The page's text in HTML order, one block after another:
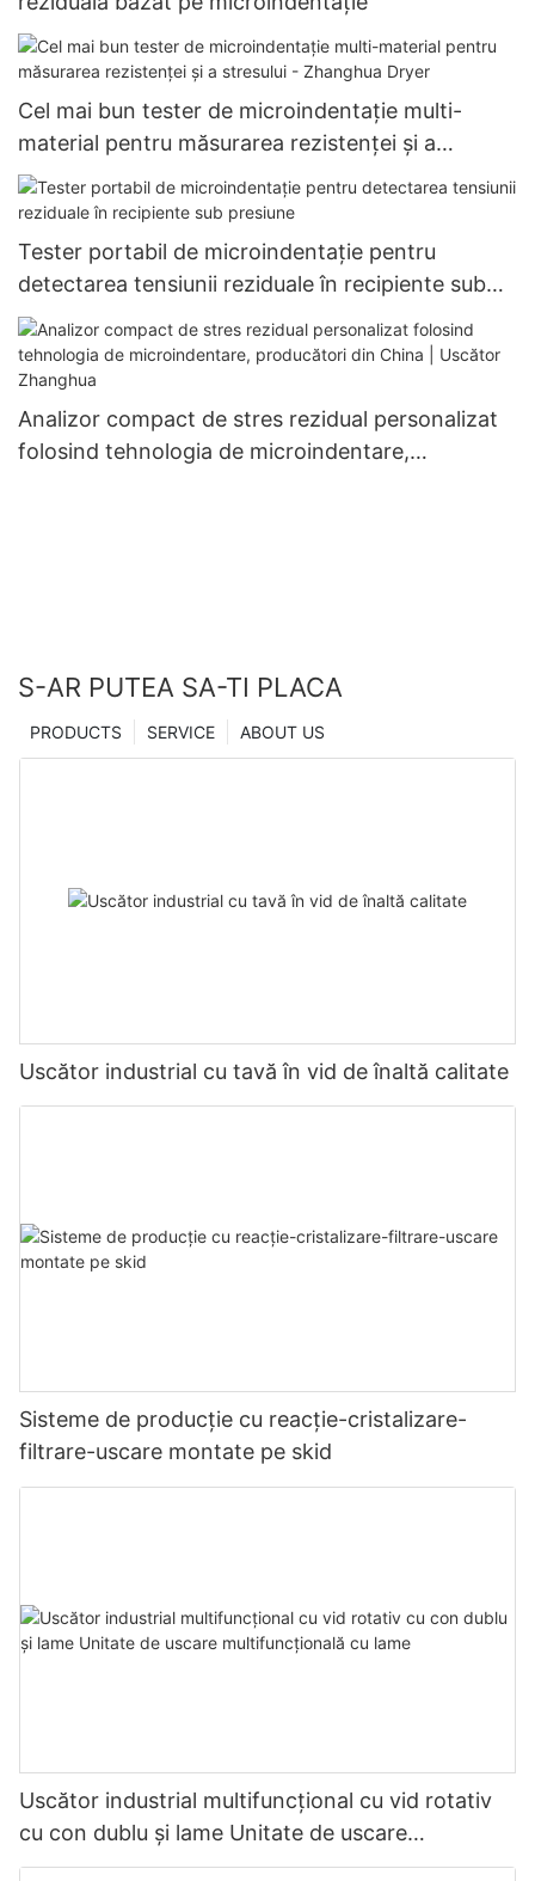
Cel mai bun tester de microindentație multi-
material pentru măsurarea rezistenței și a
stresului - Zhanghua Dryer
Tester portabil de microindentație pentru
detectarea tensiunii reziduale în recipiente sub
presiune
Analizor compact de stres rezidual personalizat
folosind tehnologia de microindentare,
S-AR PUTEA SA-TI PLACA
ABOUT US
SERVICE
PRODUCTS
Uscător industrial cu tavă în vid de înaltă calitate
Sisteme de producție cu reacție-cristalizare-
filtrare-uscare montate pe skid
Uscător industrial multifuncțional cu vid rotativ
cu con dublu și lame Unitate de uscare
multifuncțională cu lame